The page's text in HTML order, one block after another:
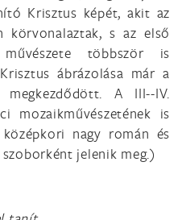
Krisztus képét, akit az
körvonalaztak, s az első
művészete többször is
ábrázolása már a
megkezdődött. A III--IV.
mozaikművészetének is
nagy román és
jelenik meg.)